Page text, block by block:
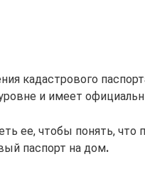
кадастрового
и имеет
ее, чтобы понять, что
паспорт на дом.